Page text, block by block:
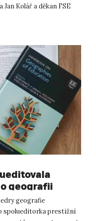
Kolář a děkan FSE
geografii
geografie
spolueditorka prestižní